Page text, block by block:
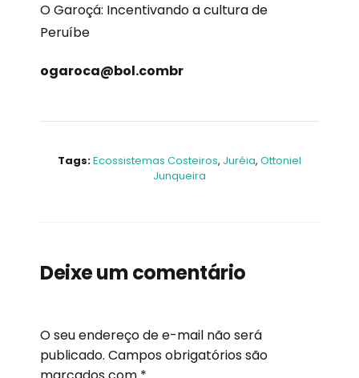
O Garoçá: Incentivando a cultura de
Peruíbe
ogaroca@bol.combr
Tags:Ecossistemas Costeiros, Juréia, Ottoniel
Junqueira
Deixe um comentário
O seu endereço de e-mail não será
publicado. Campos obrigatórios são